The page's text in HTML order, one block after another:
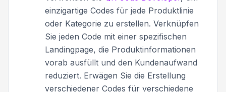
einzigartige Codes für jede Produktlinie
oder Kategorie zu erstellen. Verknüpfen
Sie jeden Code mit einer spezifischen
Landingpage, die Produktinformationen
vorab ausfüllt und den Kundenaufwand
reduziert. Erwägen Sie die Erstellung
verschiedener Codes für verschiedene